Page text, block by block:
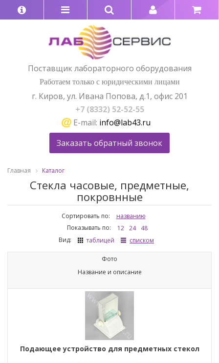
Поставщик лабораторного оборудования
Работаем только с юридическими лицами
г. Киров, ул. Ивана Попова, д.1, офис 201
+7 (8332) 52-52-55
E-mail: info@lab43.ru
Заказать обратный звонок
Главная Каталог
Стекла часовые, предметные,
покровнные
Сортировать по:
названию
Показывать по:
12 24
48
Вид:
таблицей списком
Фото
Название и описание
Подающее устройство для предметных стекол